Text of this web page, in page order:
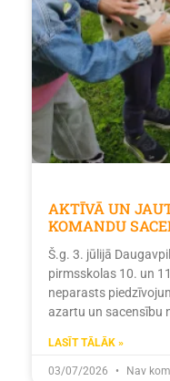
AKTĪVĀ UN
KOMANDU
Š.g. 3. jūlijā
pirmsskolas 10. un
neparasts
azartu un sacensību
LASĪT TĀLĀK »
03/07/2026 Nav